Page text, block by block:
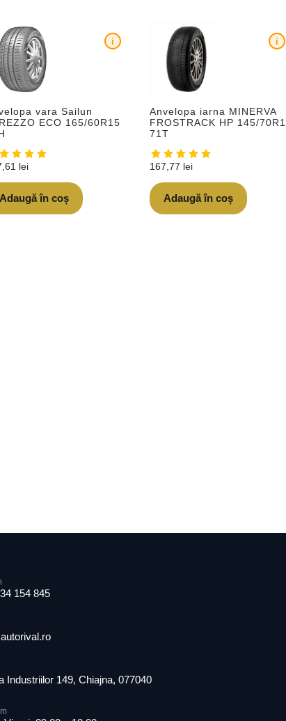
vara Sailun
ECO 165/60R15
i
lei
Adaugă în coș
Anvelopa iarna MINERVA
FROSTRACK HP 145/
71T
i
167,77 lei
Adaugă în coș
154 845
Industriilor 149, Chiajna, 077040